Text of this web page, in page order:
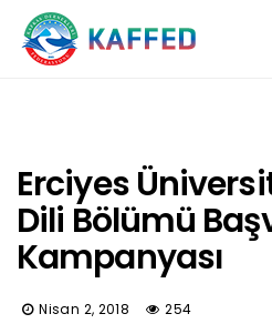
Erciyes
Dili Bölümü
Kampanyası
Nisan 2, 2018 254